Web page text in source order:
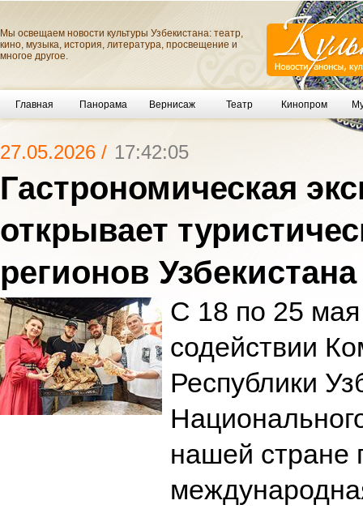
Мы освещаем новости культуры Узбекистана: театр,
кино, музыка, история, литература, просвещение и
многое другое.
Главная Панорама Вернисаж Театр Кинопром
27.05.2026 / 17:42:05
Гастрономическая
открывает
регионов Узбекистана
С 18 по 25
содействии
Республики
нашей стране